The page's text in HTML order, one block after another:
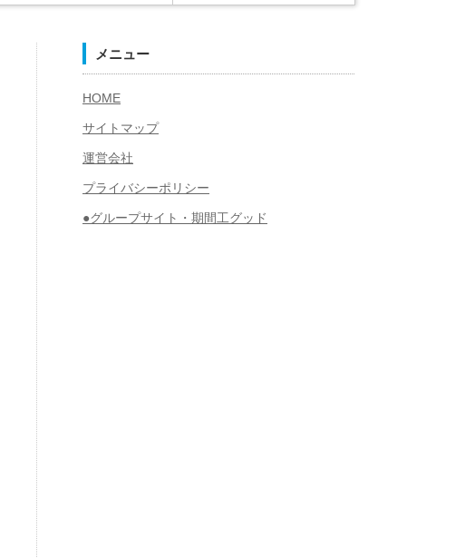
メニュー
HOME
サイトマップ
運営会社
プライバシーポリシー
●グループサイト・期間工グッド